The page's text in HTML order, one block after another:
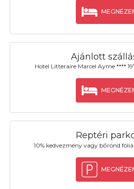
Ajánlott
Hotel Litteraire Marcel Ayme ****
Reptéri
10% kedvezmény vagy bőrönd